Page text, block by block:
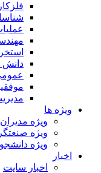
دانش
ویژه ها
ویژه مدیران
ویژه
ویژه
اخبار
اخبار سایت